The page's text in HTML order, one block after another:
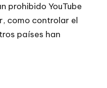
prohibido YouTube
como controlar el
países han